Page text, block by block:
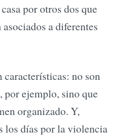
por otros dos que
a diferentes
características: no son
por ejemplo, sino que
organizado. Y,
los días por la violencia